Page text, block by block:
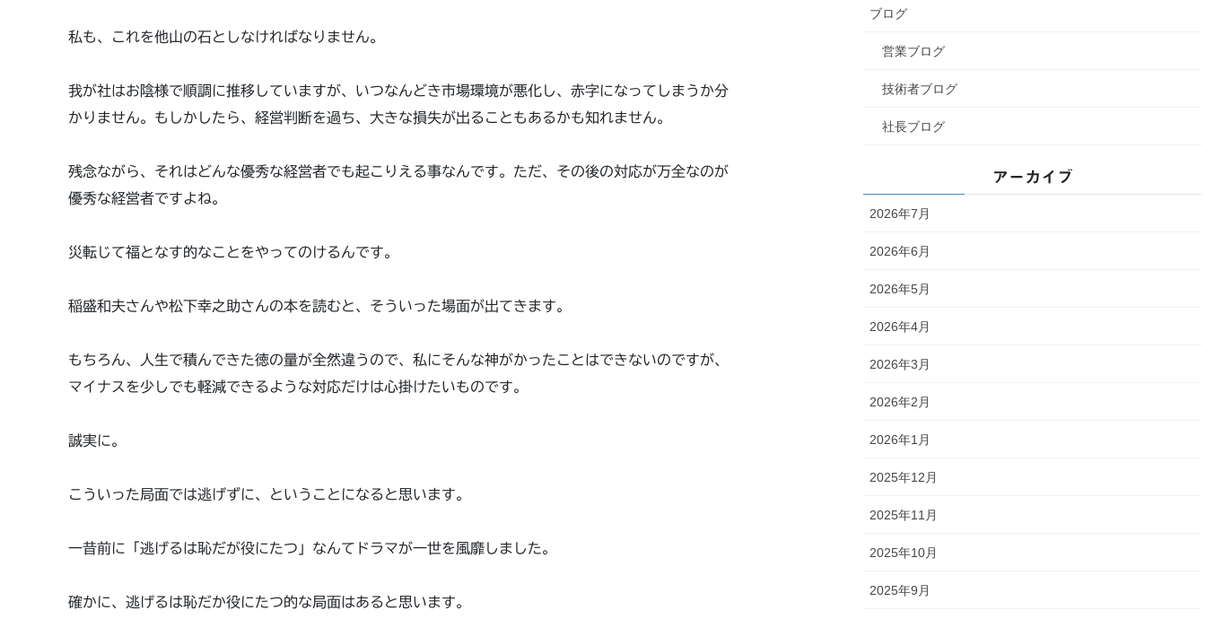
私も、これを他山の石としなければなりません。
我が社はお陰様で順調に推移していますが、いつなんどき市場環境が悪化し、赤字になってしまうか分
かりません。もしかしたら、経営判断を過ち、大きな損失が出ることもあるかも知れません。
残念ながら、それはどんな優秀な経営者でも起こりえる事なんです。ただ、その後の対応が万全なのが
優秀な経営者ですよね。
災転じて福となす的なことをやってのけるんです。
稲盛和夫さんや松下幸之助さんの本を読むと、そういった場面が出てきます。
もちろん、人生で積んできた徳の量が全然違うので、私にそんな神がかったことはできないのですが、
マイナスを少しでも軽減できるような対応だけは心掛けたいものです。
誠実に。
こういった局面では逃げずに、ということになると思います。
一昔前に「逃げるは恥だが役にたつ」なんてドラマが一世を風靡しました。
確かに、逃げるは恥だか役にたつ的な局面はあると思います。
ブログ
営業ブログ
技術者ブログ
社長ブログ
アーカイブ
2026年7月
2026年6月
2026年5月
2026年4月
2026年3月
2026年2月
2026年1月
2025年12月
2025年11月
2025年10月
2025年9月